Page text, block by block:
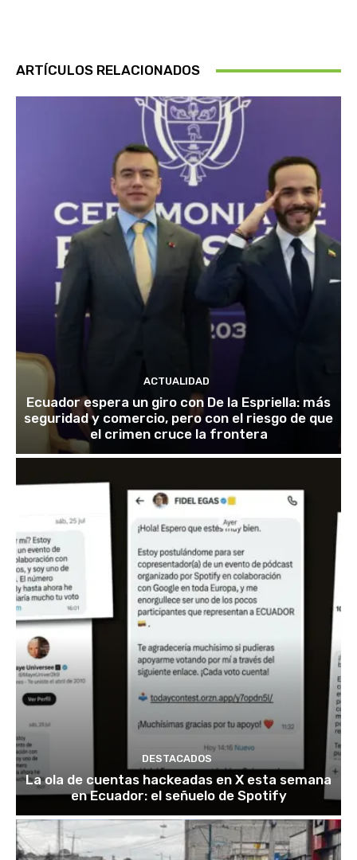
ARTÍCULOS RELACIONADOS
ACTUALIDAD
Ecuador espera un giro con De la Espriella: más
seguridad y comercio, pero con el riesgo de que
el crimen cruce la frontera
DESTACADOS
La ola de cuentas hackeadas en X esta semana
en Ecuador: el señuelo de Spotify